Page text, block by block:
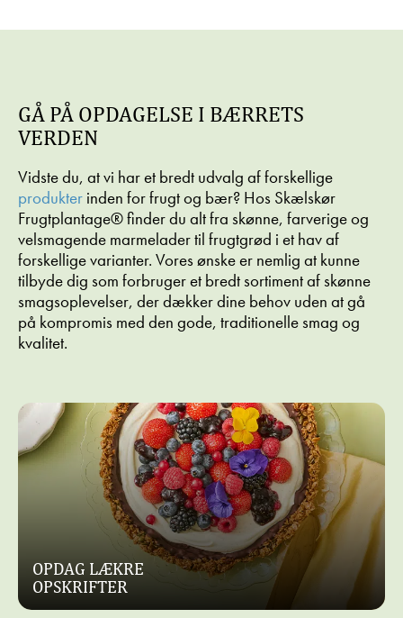
GÅ PÅ OPDAGELSE I BÆRRETS
VERDEN
Vidste du, at vi har et bredt udvalg af forskellige
produkter inden for frugt og bær? Hos Skælskør
Frugtplantage® finder du alt fra skønne, farverige og
velsmagende marmelader til frugtgrød i et hav af
forskellige varianter. Vores ønske er nemlig at kunne
tilbyde dig som forbruger et bredt sortiment af skønne
smagsoplevelser, der dækker dine behov uden at gå
på kompromis med den gode, traditionelle smag og
kvalitet.
OPDAG LÆKRE
OPSKRIFTER